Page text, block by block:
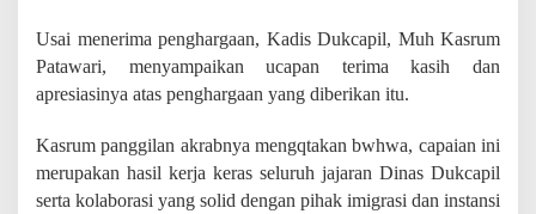
A
w
a
s
r
a
n
Usai menerima penghargaan, Kadis Dukcapil, Muh Kasrum
Patawari, menyampaikan ucapan terima kasih dan
apresiasinya atas penghargaan yang diberikan itu.
Kasrum panggilan akrabnya mengqtakan bwhwa, capaian ini
merupakan hasil kerja keras seluruh jajaran Dinas Dukcapil
serta kolaborasi yang solid dengan pihak imigrasi dan instansi